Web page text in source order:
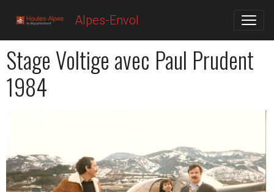
Alpes-Envol
Stage Voltige avec Paul Prudent
1984